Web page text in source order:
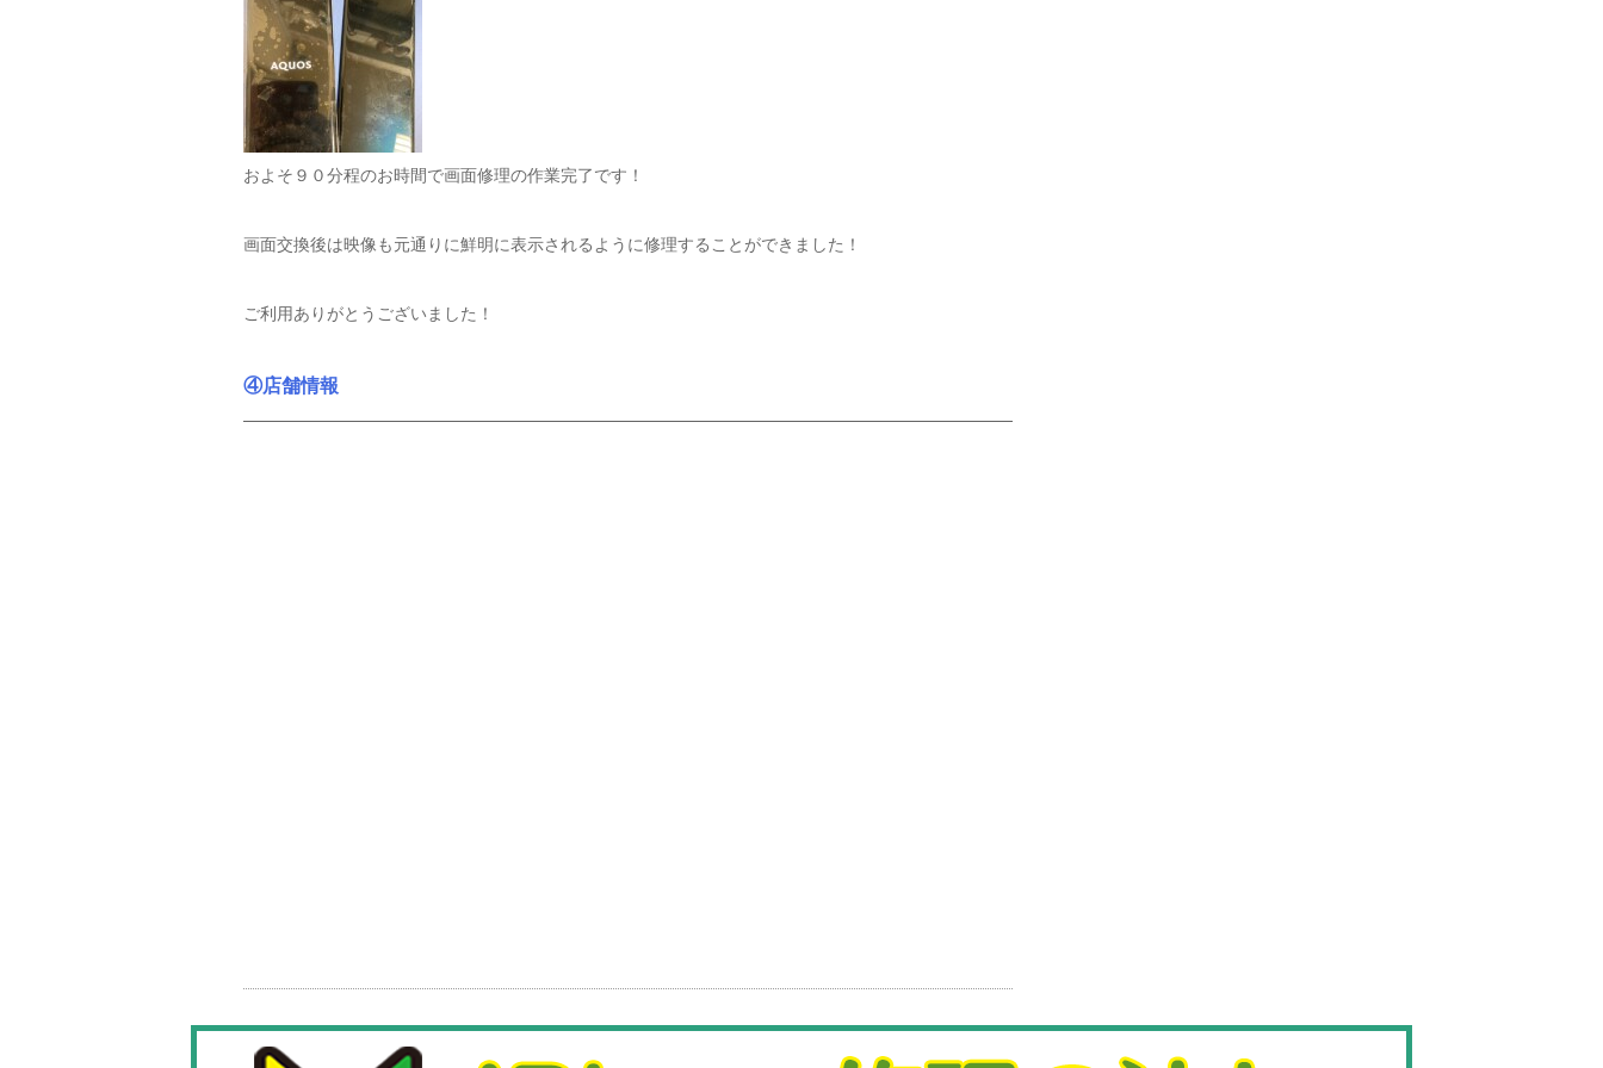
およそ９０分程のお時間で画面修理の作業完了です！
画面交換後は映像も元通りに鮮明に表示されるように修理することができました！
ご利用ありがとうございました！
④店舗情報